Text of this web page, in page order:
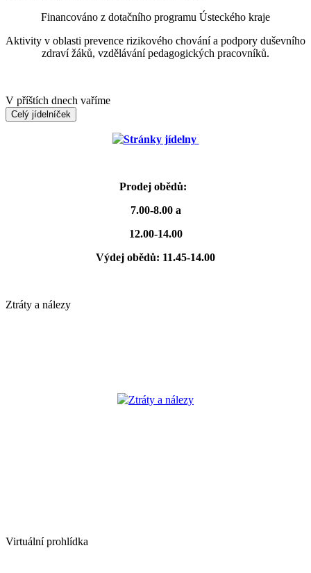
Financováno z dotačního programu Ústeckého kraje
Aktivity v oblasti prevence rizikového chování a podpory duševního
zdraví žáků, vzdělávání pedagogických pracovníků.
V příštích dnech vaříme
Celý jídelníček
Stránky jídelny
Prodej obědů:
7.00-8.00 a
12.00-14.00
Výdej obědů: 11.45-14.00
Ztráty a nálezy
Ztráty a nálezy
Virtuální prohlídka